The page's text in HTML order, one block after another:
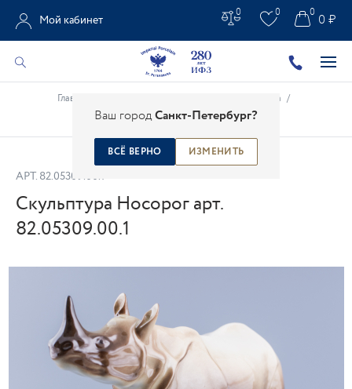
Ваш городСанкт-Петербург?
ВСЁ ВЕРНО ИЗМЕНИТЬ
Мой кабинет
0 0 0 ₽
0
Главная Анималистическая скульптура /
Скульптура Носорог арт. 82.05309.00.1
АРТ. 82.05309.00.1
Скульптура Носорог арт.
82.05309.00.1